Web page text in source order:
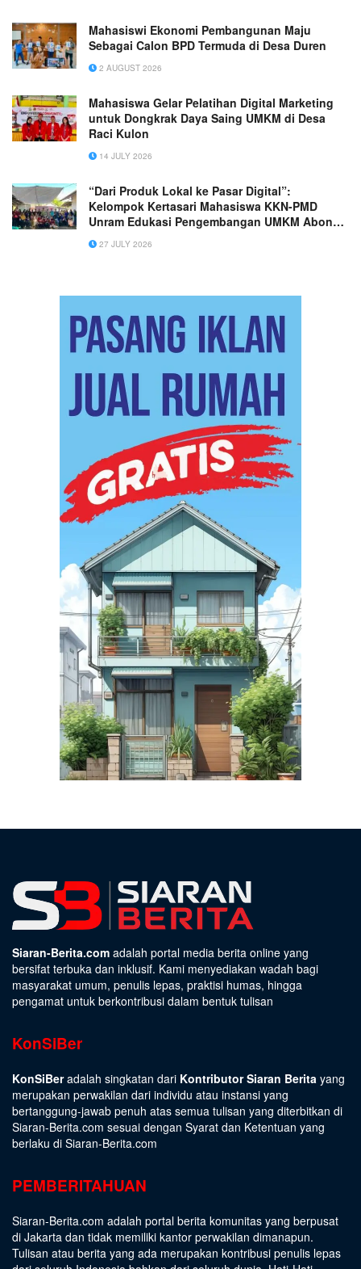
Mahasiswi Ekonomi Pembangunan Maju
Sebagai Calon BPD Termuda di Desa Duren
2 AUGUST 2026
Mahasiswa Gelar Pelatihan Digital Marketing
untuk Dongkrak Daya Saing UMKM di Desa
Raci Kulon
14 JULY 2026
“Dari Produk Lokal ke Pasar Digital”:
Kelompok Kertasari Mahasiswa KKN-PMD
Unram Edukasi Pengembangan UMKM Abon
Ikan melalui Pemasaran Online (Digital
Marketing)
27 JULY 2026
Siaran-Berita.com adalah portal media berita online yang
bersifat terbuka dan inklusif. Kami menyediakan wadah bagi
masyarakat umum, penulis lepas, praktisi humas, hingga
pengamat untuk berkontribusi dalam bentuk tulisan
KonSiBer
KonSiBeradalah singkatan dari Kontributor Siaran Berita yang
merupakan perwakilan dari individu atau instansi yang
bertanggung-jawab penuh atas semua tulisan yang diterbitkan di
Siaran-Berita.com sesuai dengan Syarat dan Ketentuan yang
berlaku di Siaran-Berita.com
PEMBERITAHUAN
Siaran-Berita.com adalah portal berita komunitas yang berpusat
di Jakarta dan tidak memiliki kantor perwakilan dimanapun.
Tulisan atau berita yang ada merupakan kontribusi penulis lepas